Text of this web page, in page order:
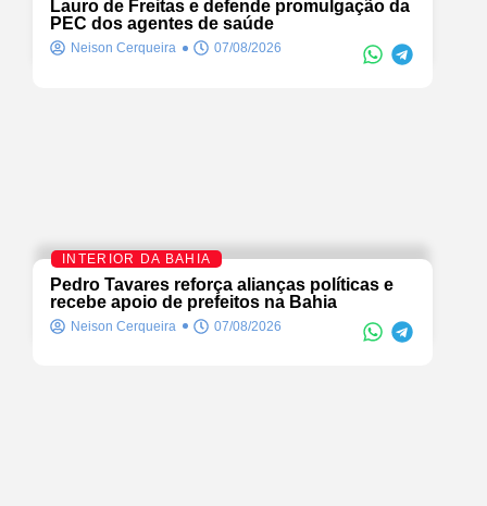
Lauro de Freitas e defende promulgação da
PEC dos agentes de saúde
Neison Cerqueira 07/08/2026
INTERIOR DA BAHIA
Pedro Tavares reforça alianças políticas e
recebe apoio de prefeitos na Bahia
Neison Cerqueira 07/08/2026